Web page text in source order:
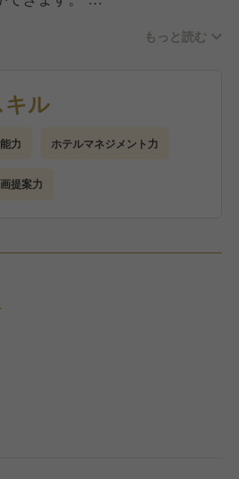
ックアウトの手続き
ビニとセレクトショップ）
ニティの管理
つ「利他」。
もっと読む
ル
力 ホテルマネジメント力
提案力